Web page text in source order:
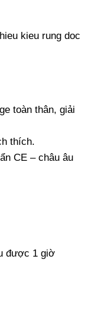
toàn thân, giải
thích.
CE – châu âu
được 1 giờ